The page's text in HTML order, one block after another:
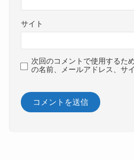
サイト
次回のコメントで使用するた
の名前、メールアドレス、サ